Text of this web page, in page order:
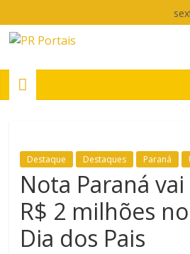
para
PR
Portais
de
notícias
Paraná
Destaque Destaques Paraná
Nota Paraná
R$ 2 milhões
Dia dos Pais